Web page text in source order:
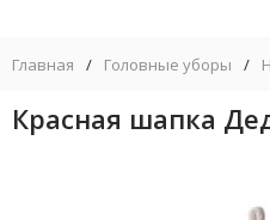
Главная / Головные уборы /
Красная шапка